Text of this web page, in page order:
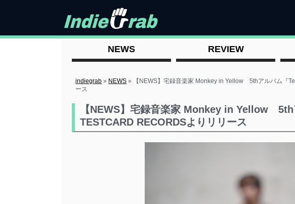
NEWS REVIEW
indiegrab » NEWS »
【NEWS】宅録音楽家 Monkey in Yellow 5thアルバム『
ース
【NEWS】宅録音楽家 Monkey in Yellow 5th
TESTCARD RECORDSよりリリース